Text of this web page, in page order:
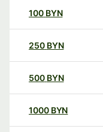
100 BYN
250 BYN
500 BYN
1000 BYN